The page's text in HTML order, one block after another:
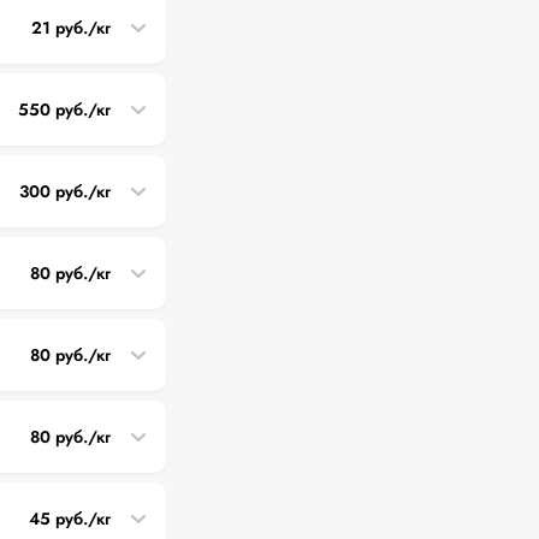
21 руб./кг
550 руб./кг
300 руб./кг
80 руб./кг
80 руб./кг
80 руб./кг
45 руб./кг